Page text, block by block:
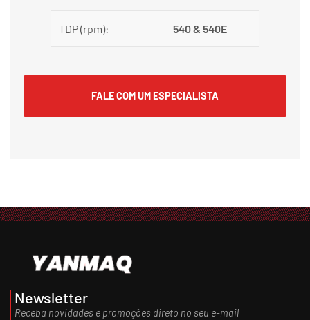
TDP (rpm): 540 & 540E
FALE COM UM ESPECIALISTA
Newsletter
Receba novidades e promoções direto no seu e-mail